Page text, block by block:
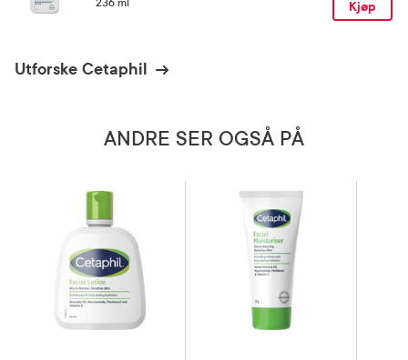
Kjøp
Utforske Cetaphil
ANDRE SER OGSÅ PÅ